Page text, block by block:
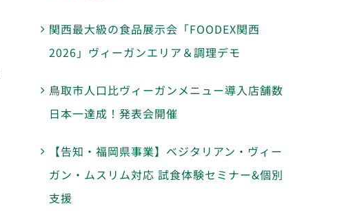
関西最大級の食品展示会「FOODEX関西
2026」ヴィーガンエリア＆調理デモ
鳥取市人口比ヴィーガンメニュー導入店舗数
日本一達成！発表会開催
【告知・福岡県事業】ベジタリアン・ヴィー
ガン・ムスリム対応 試食体験セミナー&個別
支援